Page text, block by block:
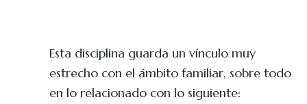
Esta disciplina guarda un vínculo muy
estrecho con el ámbito familiar, sobre todo
en lo relacionado con lo siguiente: